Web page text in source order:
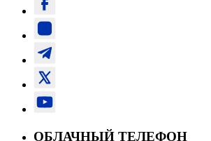
ОБЛАЧНЫЙ ТЕЛЕФОН